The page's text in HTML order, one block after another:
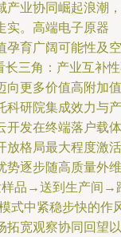
产业协同崛起浪潮，
实。高端电子原器
孕育广阔可能性及空
长三角：产业互补
向更多价值高附加值
研院集成效力与产
开发在终端落户载体
放格局最大程度激活
势逐步随高质量外维
样品→送到生产间→
式中紧稳步快的作
拓宽观察协同回望以